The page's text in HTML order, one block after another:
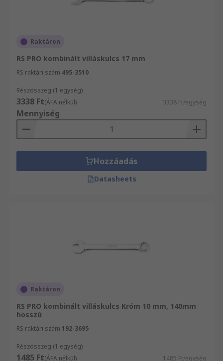
Raktáron
RS PRO kombinált villáskulcs 17 mm
RS raktári szám 495-3510
Részösszeg (1 egység)
3338 Ft(ÁFA nélkül) 3338 Ft/egység
Mennyiség
Hozzáadás
Datasheets
Raktáron
RS PRO kombinált villáskulcs Króm 10 mm, 140mm
hosszú
RS raktári szám 192-3695
Részösszeg (1 egység)
1485 Ft(ÁFA nélkül) 1485 Ft/egység